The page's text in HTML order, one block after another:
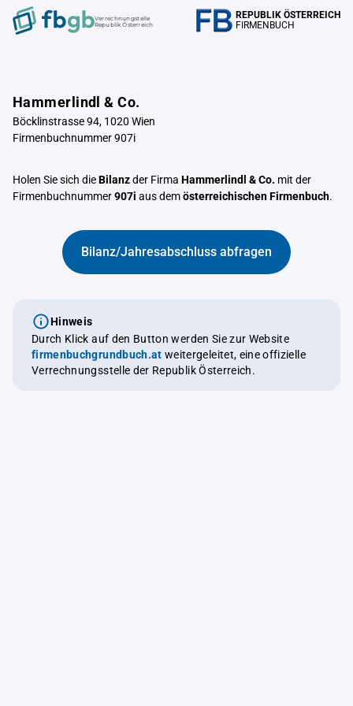
Verrechnungstelle
Republik Österreich
REPUBLIK ÖSTERREICH
FIRMENBUCH
Hammerlindl & Co.
Böcklinstrasse 94, 1020 Wien
Firmenbuchnummer 907i
Holen Sie sich dieBilanzder Firma Hammerlindl & Co. mit der
Firmenbuchnummer907i aus demösterreichischen Firmenbuch.
Bilanz/Jahresabschluss abfragen
Hinweis
Durch Klick auf den Button werden Sie zur Website
firmenbuchgrundbuch.at weitergeleitet, eine offizielle
Verrechnungsstelle der Republik Österreich.